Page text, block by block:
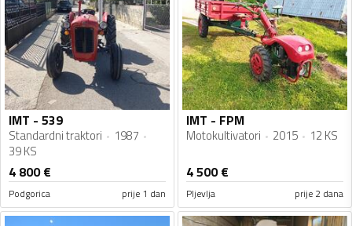
IMT - 539
Standardni traktori
1987
39 KS
4 800€
Podgorica prije 1 dan
IMT - FPM
Motokultivatori 2015 12 KS
4 500€
Pljevlja prije 2 dana